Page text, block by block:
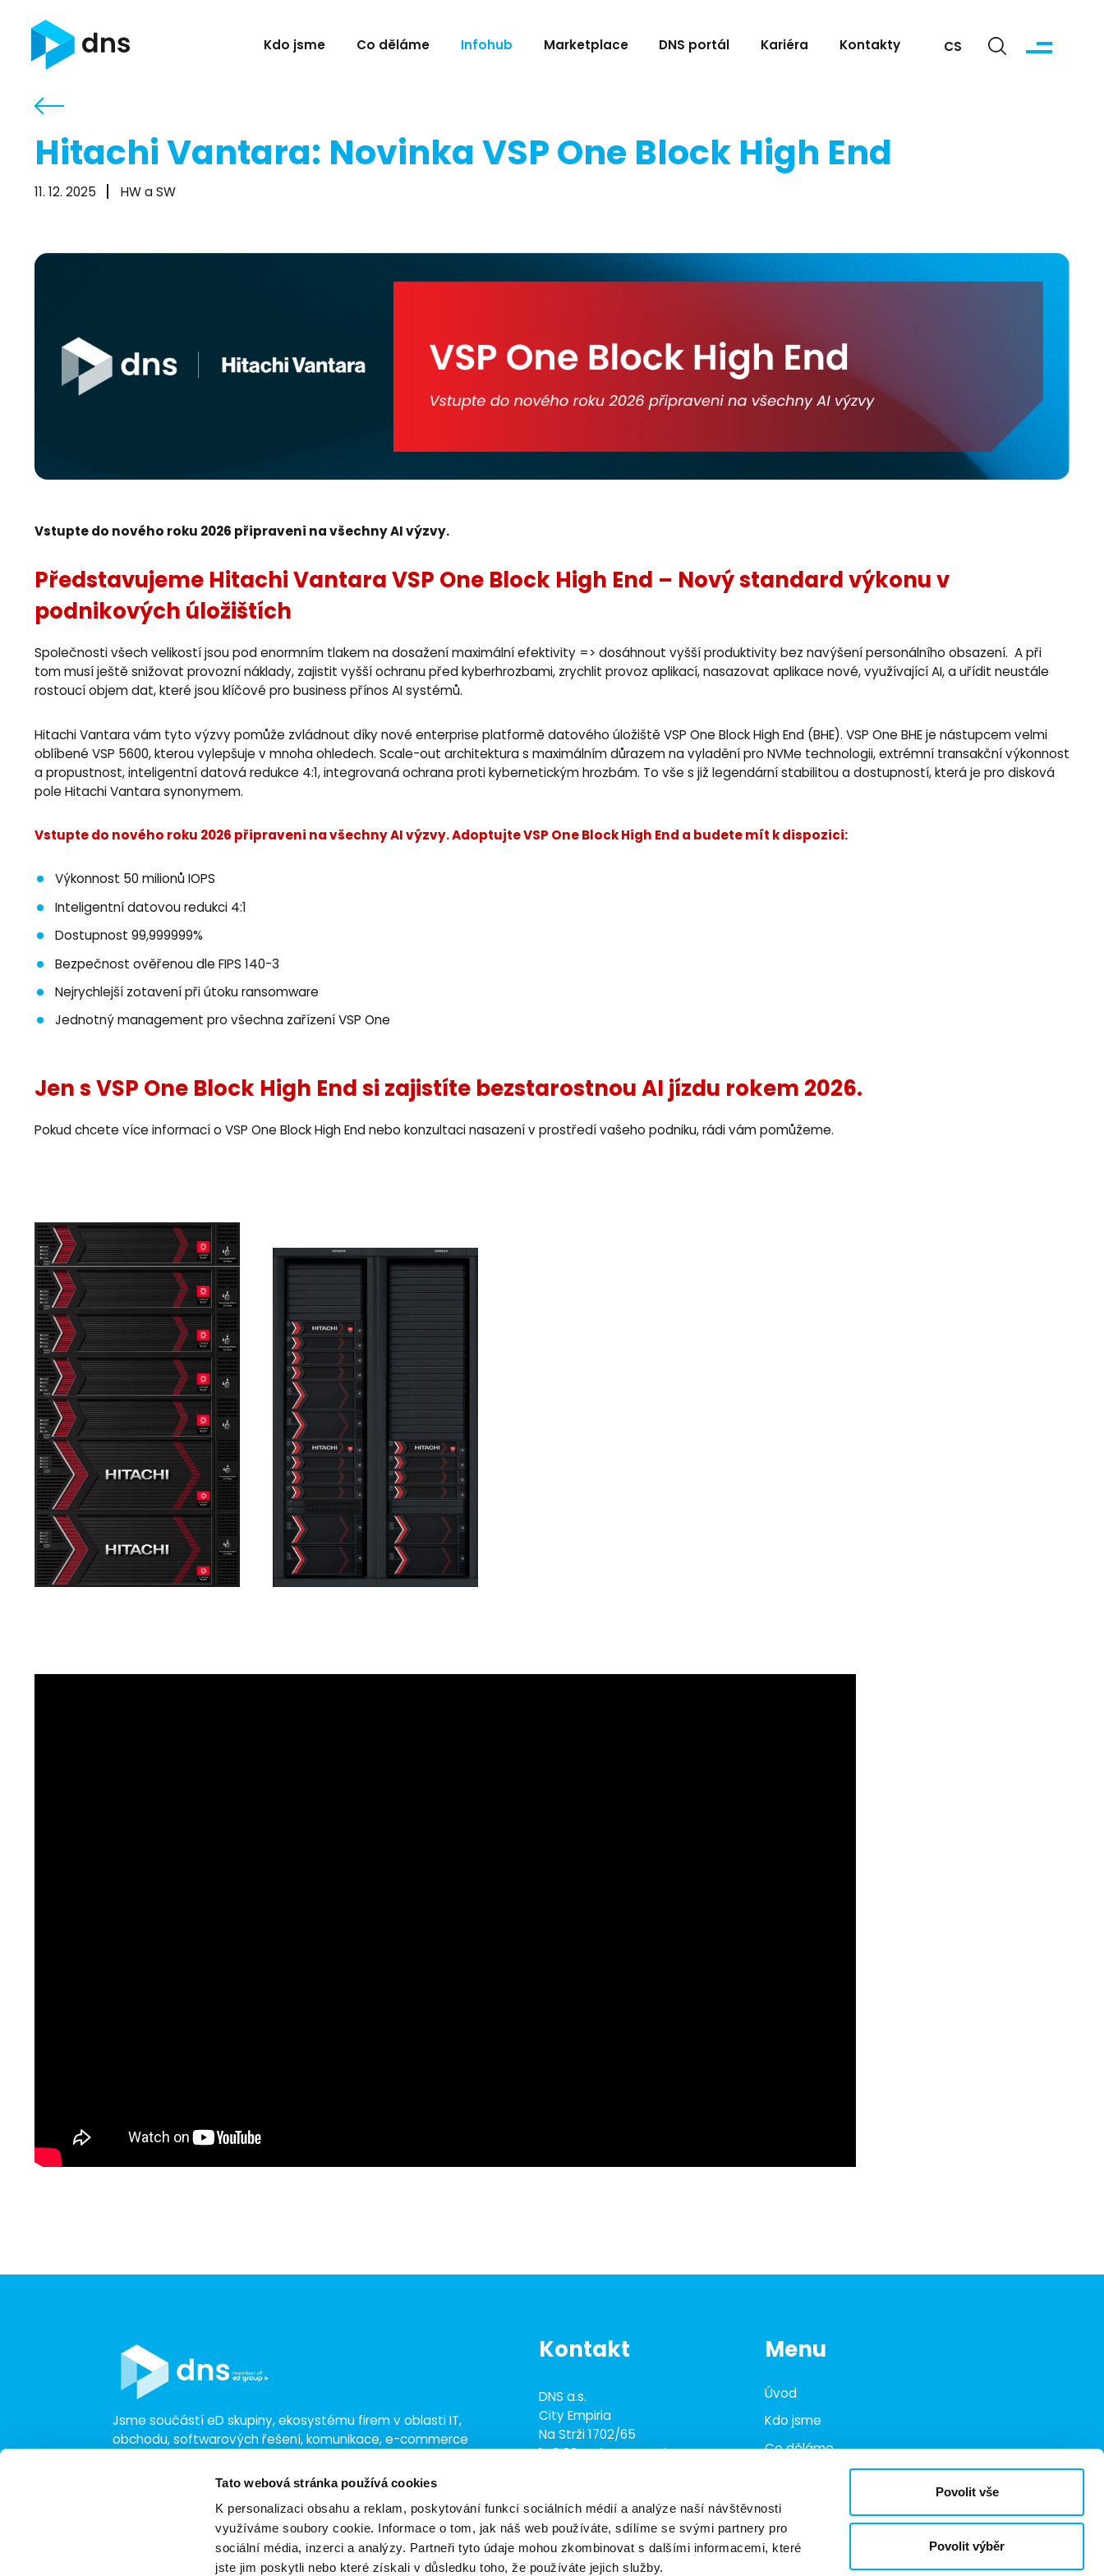
Tato webová stránka používá cookies
K personalizaci obsahu a reklam, poskytování funkcí sociálních médií a analýze naší návštěvnosti
využíváme soubory cookie. Informace o tom, jak náš web používáte, sdílíme se svými partnery pro
sociální média, inzerci a analýzy. Partneři tyto údaje mohou zkombinovat s dalšími informacemi, které
jste jim poskytli nebo které získali v důsledku toho, že používáte jejich služby.
Povolit vše
Povolit výběr
Kdo jsme Co děláme Infohub Marketplace DNS portál Kariéra Kontakty CS
Hitachi Vantara: Novinka VSP One Block High End
11. 12. 2025 HW a SW
Vstupte do nového roku 2026 připraveni na všechny AI výzvy.
Představujeme Hitachi Vantara VSP One Block High End – Nový standard výkonu v
podnikových úložištích
Společnosti všech velikostí jsou pod enormním tlakem na dosažení maximální efektivity => dosáhnout vyšší produktivity bez navýšení personálního obsazení. A při
tom musí ještě snižovat provozní náklady, zajistit vyšší ochranu před kyberhrozbami, zrychlit provoz aplikací, nasazovat aplikace nové, využívající AI, a uřídit neustále
rostoucí objem dat, které jsou klíčové pro business přínos AI systémů.
Hitachi Vantara vám tyto výzvy pomůže zvládnout díky nové enterprise platformě datového úložiště VSP One Block High End (BHE). VSP One BHE je nástupcem velmi
oblíbené VSP 5600, kterou vylepšuje v mnoha ohledech. Scale-out architektura s maximálním důrazem na vyladění pro NVMe technologii, extrémní transakční výkonnost
a propustnost, inteligentní datová redukce 4:1, integrovaná ochrana proti kybernetickým hrozbám. To vše s již legendární stabilitou a dostupností, která je pro disková
pole Hitachi Vantara synonymem.
Vstupte do nového roku 2026 připraveni na všechny AI výzvy. Adoptujte VSP One Block High End a budete mít k dispozici:
Výkonnost 50 milionů IOPS
Inteligentní datovou redukci 4:1
Dostupnost 99,999999%
Bezpečnost ověřenou dle FIPS 140-3
Nejrychlejší zotavení při útoku ransomware
Jednotný management pro všechna zařízení VSP One
Jen s VSP One Block High End si zajistíte bezstarostnou AI jízdu rokem 2026.
Pokud chcete více informací o VSP One Block High End nebo konzultaci nasazení v prostředí vašeho podniku, rádi vám pomůžeme.
Jsme součástí eD skupiny, ekosystému firem v oblasti IT,
obchodu, softwarových řešení, komunikace, e-commerce
a tržbami přesahujícími 16 miliard.
Kontakt
DNS a.s.
City Empiria
Na Strži 1702/65
140 00 Praha 4 - Nusle
dns@dns.cz
Menu
Úvod
Kdo jsme
Co děláme
Marketplace
Kariéra
Kontakty